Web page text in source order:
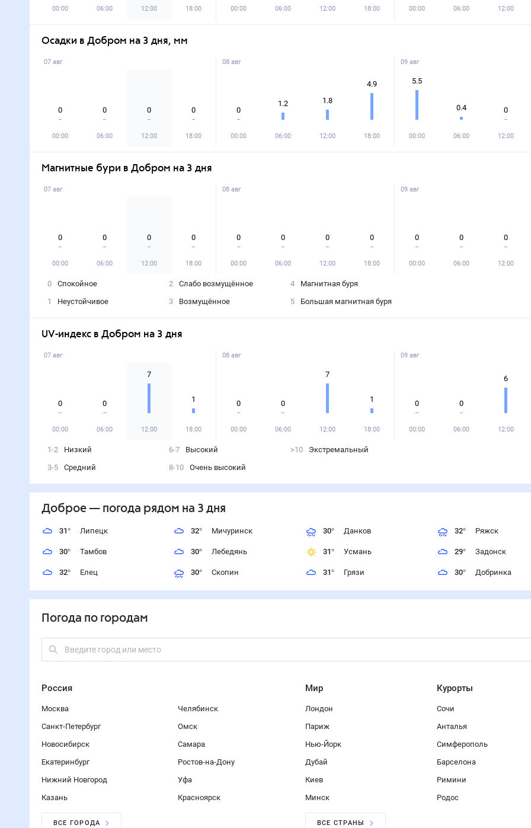
00:00 06:00 12:00 18:00 00:00 06:00 12:00 18:00 00:00 06:00 12:00
Осадки в Добром на 3 дня, мм
07 авг
0
00:00
0
06:00
0
12:00
0
18:00
08 авг
0
00:00
1.2
06:00
1.8
12:00
4.9
18:00
09 авг
5.5
00:00
0.4
06:00
0
12:00
Магнитные бури в Добром на 3 дня
07 авг
0
00:00
0
06:00
0
12:00
0
18:00
08 авг
0
00:00
0
06:00
0
12:00
0
18:00
09 авг
0
00:00
0
06:00
0
12:00
0
Спокойное
1
Неустойчивое
2
Слабо возмущённое
3
Возмущённое
4
Магнитная буря
5
Большая магнитная буря
UV-индекс в Добром на 3 дня
07 авг
0
00:00
0
06:00
7
12:00
1
18:00
08 авг
0
00:00
0
06:00
7
12:00
1
18:00
09 авг
0
00:00
0
06:00
6
12:00
1-2
Низкий
3-5
Средний
6-7
Высокий
8-10
Очень высокий
>10 Экстремальный
Доброе— погода рядом на 3 дня
31° Липецк
30° Тамбов
32° Елец
32° Мичуринск
30° Лебедянь
30° Скопин
30° Данков
31° Усмань
31° Грязи
32° Ряжск
29° Задонск
30° Добринка
Погода по городам
Россия
Москва
Санкт-Петербург
Новосибирск
Екатеринбург
Нижний Новгород
Казань
Челябинск
Омск
Самара
Ростов-на-Дону
Уфа
Красноярск
ВСЕ ГОРОДА
Мир
Лондон
Париж
Нью-Йорк
Дубай
Киев
Минск
Курорты
Сочи
Анталья
Симферополь
Барселона
Римини
Родос
ВСЕ СТРАНЫ